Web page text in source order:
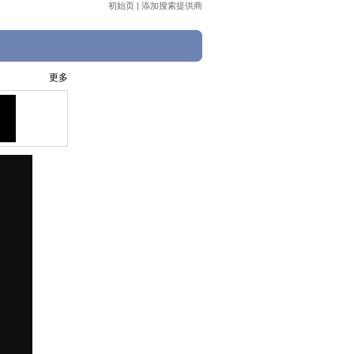
初始页 | 添加搜索提供商
更多